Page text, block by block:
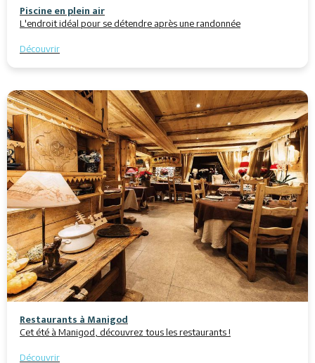
Piscine en plein air
L'endroit idéal pour se détendre après une randonnée
Découvrir
Restaurants à Manigod
Cet été à Manigod, découvrez tous les restaurants !
Découvrir